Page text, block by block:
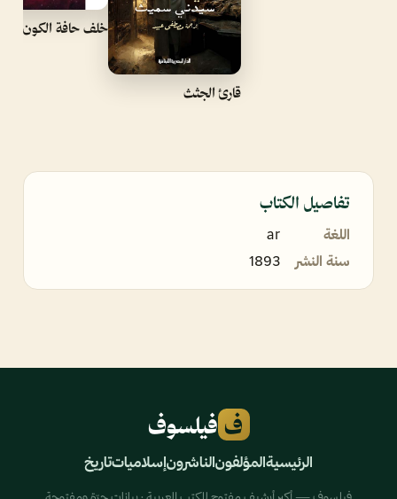
قارئ الجثث
خلف حافة الكون
تفاصيل الكتاب
اللغة
ar
سنة النشر
1893
ف فيلسوف
الرئيسيةالمؤلفونالناشرونإسلامياتتاريخ
فيلسوف — أكبر أرشيف مفتوح للكتب العربية · بيانات حرّة ومفتوحة